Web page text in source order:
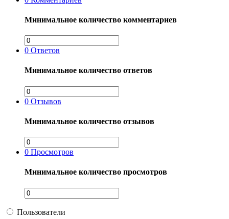
Минимальное количество комментариев
0 Ответов
Минимальное количество ответов
0 Отзывов
Минимальное количество отзывов
0 Просмотров
Минимальное количество просмотров
Пользователи